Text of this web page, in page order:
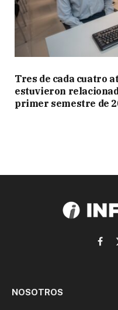
Tres de cada cuatro
estuvieron
primer semestre de
NOSOTROS